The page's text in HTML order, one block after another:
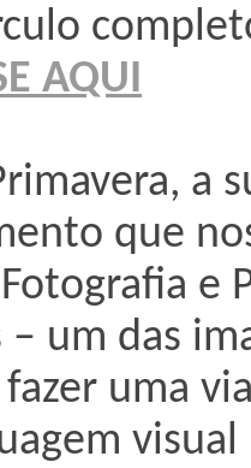
AQUI
a
que
e
– um das
uma